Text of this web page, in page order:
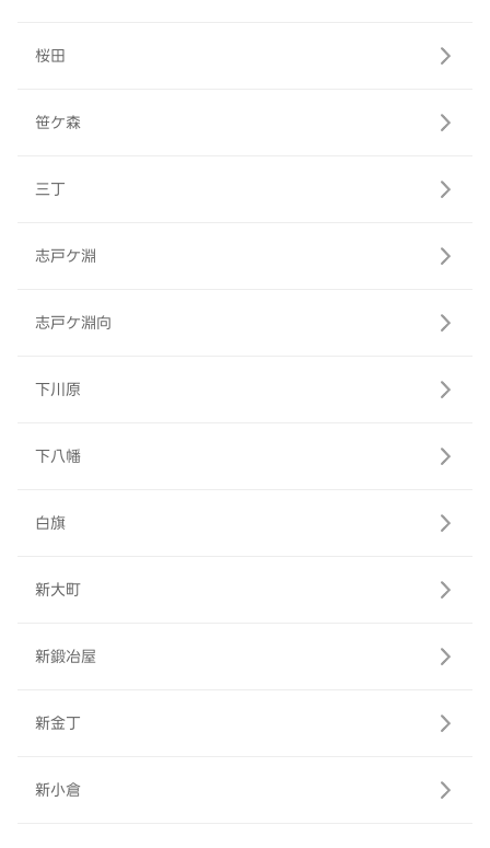
桜田
笹ケ森
三丁
志戸ケ淵
志戸ケ淵向
下川原
下八幡
白旗
新大町
新鍛冶屋
新金丁
新小倉